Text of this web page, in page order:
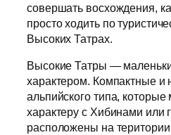
совершать восхождения,
просто ходить по
Высоких Татрах.
Высокие Татры —
характером. Компактные и
альпийского типа,
характеру с Хибинами или
расположены на